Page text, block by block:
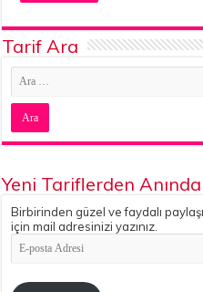
Tarif Ara
Yeni Tariflerden
Birbirinden güzel ve faydalı
için mail adresinizi yazınız.
E-
posta